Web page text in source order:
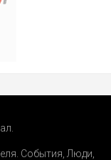
События Люди